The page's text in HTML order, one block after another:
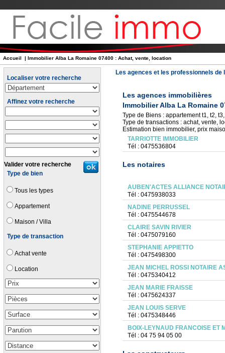
Accueil | Immobilier Alba La Romaine 07400 : Achat, vente, location
Localiser votre recherche
Affinez votre recherche
Valider votre recherche
Type de bien
Tous les types
Appartement
Maison / Villa
Type de transaction
Achat vente
Location
Les agences et les professionnels
Les agences immobilières
Immobilier Alba La Romaine
Type de Biens : appartement t1, t2,
Type de transactions : achat, vente,
Estimation bien immobilier, prix
TARRIOTTE IMMOBILIER
Tél : 0475536804
Les notaires
AUBEN'ACTES ALLIANCE
Tél : 0475938033
NADINE PERRUSSEL
Tél : 0475544678
CLAIRE SAVIN RIVIER
Tél : 0475079160
STEPHANIE APPIETTO
Tél : 0475498300
JEAN MICHEL ROSSI NOTAIRE
Tél : 0475340412
JEAN MARIE FRAISSE
Tél : 0475624337
JEAN LOUIS SERVE
Tél : 0475348446
BOIX-LEYNAUD FRANCOISE ET
Tél : 04 75 94 05 00